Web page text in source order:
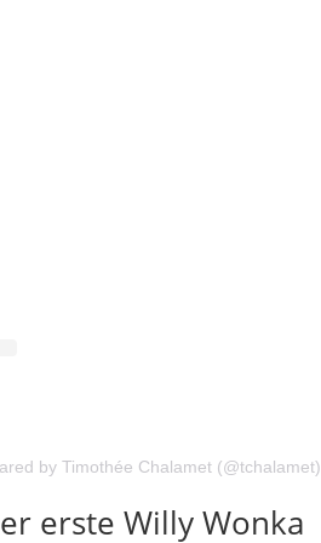
by Timothée Chalamet (@tchalamet)
erste Willy Wonka